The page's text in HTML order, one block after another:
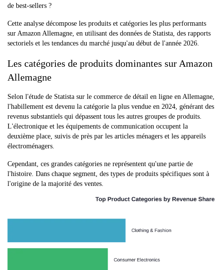
de best-sellers ?
Cette analyse décompose les produits et catégories les plus performants
sur Amazon Allemagne, en utilisant des données de Statista, des rapports
sectoriels et les tendances du marché jusqu'au début de l'année 2026.
Les catégories de produits dominantes sur Amazon
Allemagne
Selon l'étude de Statista sur le commerce de détail en ligne en Allemagne,
l'habillement est devenu la catégorie la plus vendue en 2024, générant des
revenus substantiels qui dépassent tous les autres groupes de produits.
L'électronique et les équipements de communication occupent la
deuxième place, suivis de près par les articles ménagers et les appareils
électroménagers.
Cependant, ces grandes catégories ne représentent qu'une partie de
l'histoire. Dans chaque segment, des types de produits spécifiques sont à
l'origine de la majorité des ventes.